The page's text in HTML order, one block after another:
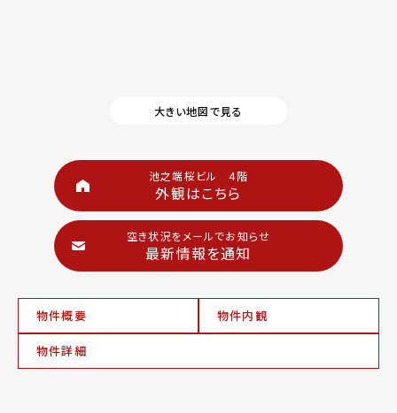
大きい地図で見る
池之端桜ビル 4階
外観はこちら
空き状況をメールでお知らせ
最新情報を通知
物件概要 物件内観
物件詳細